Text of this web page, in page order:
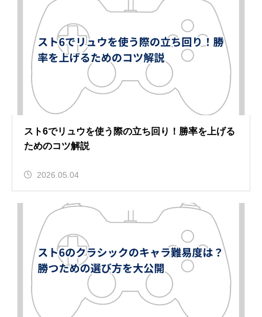
スト6でリュウを使う際の立ち回り！勝率を上げる
ためのコツ解説
2026.05.04